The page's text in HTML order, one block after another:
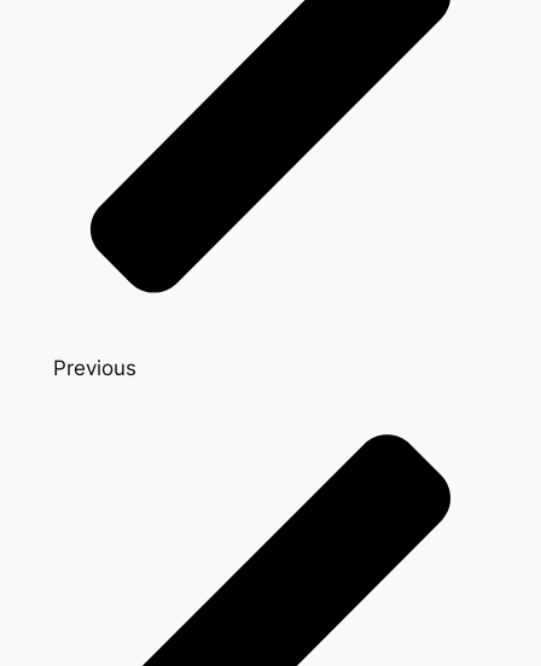
Previous